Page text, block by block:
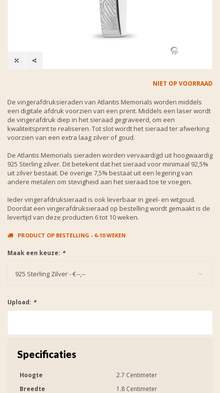
NIET OP VOORRAAD
De vingerafdruksieraden van Atlantis Memorials worden middels
een digitale afdruk voorzien van een prent. Middels een laser wordt
de vingerafdruk diep in het sieraad gegraveerd, om een
kwaliteitsprint te realiseren. Tot slot wordt het sieraad ter afwerking
voorzien van een extra laag zilver of goud.
De Atlantis Memorials sieraden worden vervaardigd uit hoogwaardig
925 Sterling zilver. Dit betekent dat het sieraad voor minimaal 92,5%
uit zilver bestaat. De overige 7,5% bestaat uit een legering van
andere metalen om stevigheid aan het sieraad toe te voegen.
Ieder vingerafdruksieraad is ook leverbaar in geel- en witgoud.
Doordat een vingerafdruksieraad op bestelling wordt gemaakt is de
levertijd van deze producten 6 tot 10 weken.
PRODUCT OP BESTELLING - 6-10 WEKEN
Maak een keuze: *
925 Sterling Zilver - €--,--
Upload: *
Specificaties
Hoogte
2.7 Centimeter
Breedte
1.8 Centimeter